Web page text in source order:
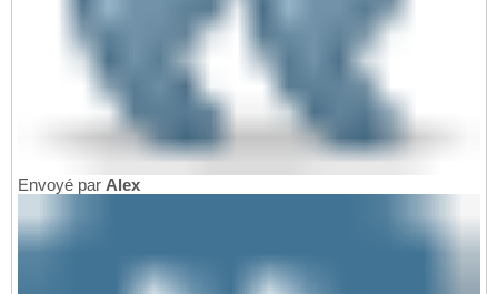
Envoyé par Alex